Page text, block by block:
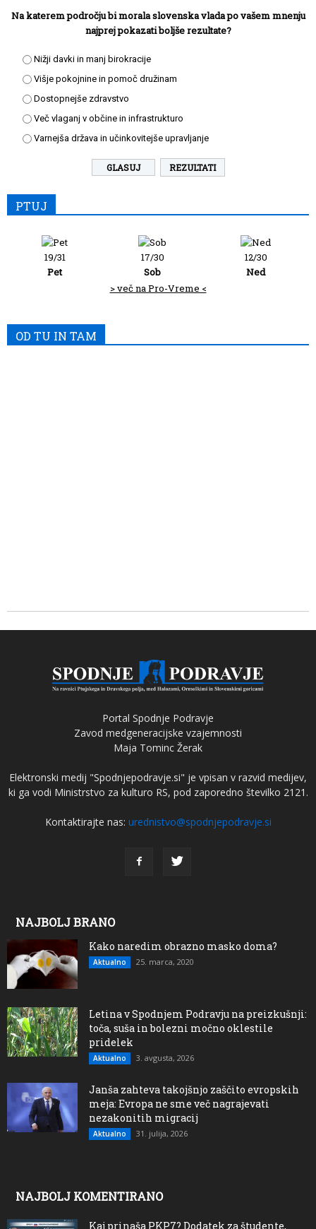
Na katerem področju bi morala slovenska vlada po vašem mnenju
najprej pokazati boljše rezultate?
Nižji davki in manj birokracije
Višje pokojnine in pomoč družinam
Dostopnejše zdravstvo
Več vlaganj v občine in infrastrukturo
Varnejša država in učinkovitejše upravljanje
REZULTATI
PTUJ
19/31
Pet
17/30
Sob
12/30
Ned
> več na Pro-Vreme <
OD TU IN TAM
Portal Spodnje Podravje
Zavod medgeneracijske vzajemnosti
Maja Tominc Žerak
Elektronski medij "Spodnjepodravje.si" je vpisan v razvid medijev,
ki ga vodi Ministrstvo za kulturo RS, pod zaporedno številko 2121.
Kontaktirajte nas: urednistvo@spodnjepodravje.si
NAJBOLJ BRANO
Kako naredim obrazno masko doma?
Aktualno 25. marca, 2020
Letina v Spodnjem Podravju na preizkušnji:
toča, suša in bolezni močno oklestile
pridelek
Aktualno 3. avgusta, 2026
Janša zahteva takojšnjo zaščito evropskih
meja: Evropa ne sme več nagrajevati
nezakonitih migracij
Aktualno 31. julija, 2026
NAJBOLJ KOMENTIRANO
Kaj prinaša PKP7? Dodatek za študente,